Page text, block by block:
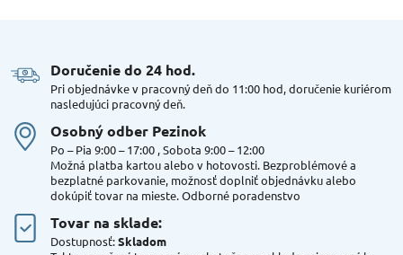
Doručenie do 24 hod​.
Pri objednávke v pracovný deň do 11:00 hod, doručenie kuriérom
nasledujúci pracovný deň.
Osobný odber Pezinok
Po – Pia 9:00 – 17:00 , Sobota 9:00 – 12:00
Možná platba kartou alebo v hotovosti. Bezproblémové a
bezplatné parkovanie, možnosť doplniť objednávku alebo
dokúpiť tovar na mieste. Odborné poradenstvo
Tovar na sklade:
Dostupnosť:Skladom